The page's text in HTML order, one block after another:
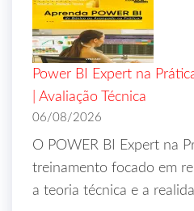
Power BI Expert na
| Avaliação Técnica
06/08/2026
O POWER BI Expert na
treinamento focado em
a teoria técnica e a